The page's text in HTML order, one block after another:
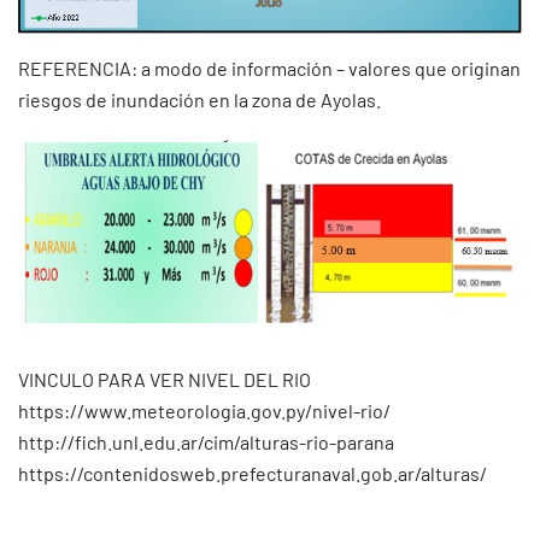
REFERENCIA: a modo de información – valores que originan
riesgos de inundación en la zona de Ayolas.
VINCULO PARA VER NIVEL DEL RIO
https://www.meteorologia.gov.py/nivel-rio/
http://fich.unl.edu.ar/cim/alturas-rio-parana
https://contenidosweb.prefecturanaval.gob.ar/alturas/